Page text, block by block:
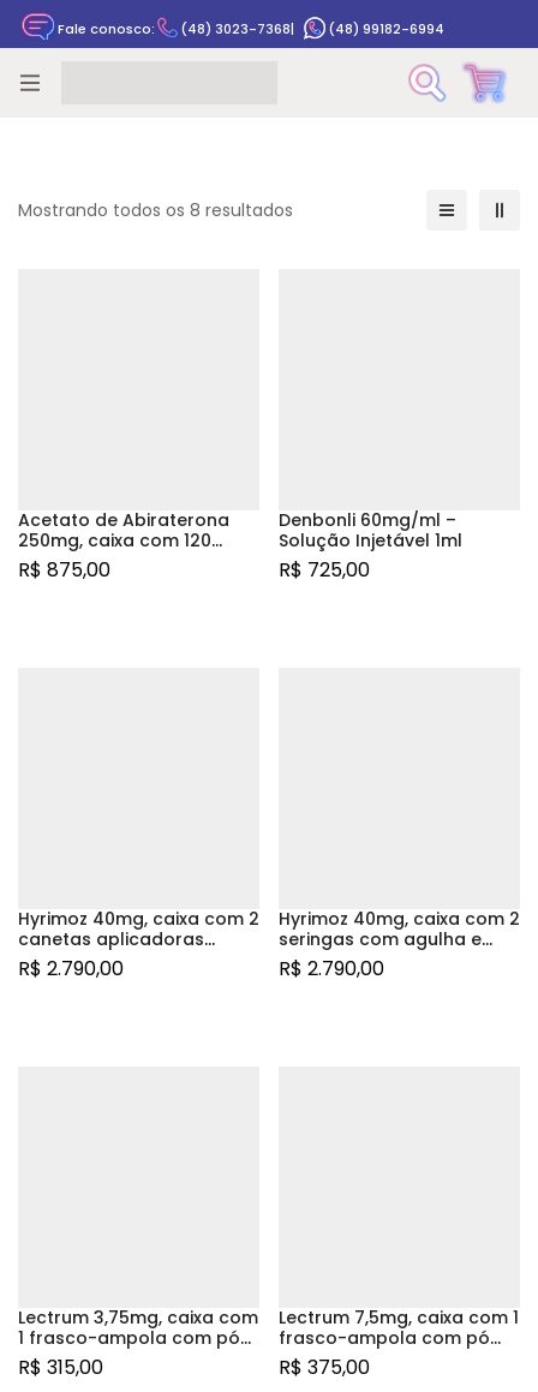
Fale conosco: (48) 3023-7368| (48) 99182-6994
Mostrando todos os 8 resultados
Acetato de Abiraterona
250mg, caixa com 120
comprimidos revestidos –
SANDOZ
R$ 875,00
Denbonli 60mg/ml –
Solução Injetável 1ml
R$ 725,00
Hyrimoz 40mg, caixa com 2
canetas aplicadoras
preenchidas com 0,8mL de
solução de uso
R$ 2.790,00
Hyrimoz 40mg, caixa com 2
seringas com agulha e
preenchidas com 0,8mL de
solução de uso
R$ 2.790,00
Lectrum 3,75mg, caixa com
1 frasco-ampola com pó
para suspensão de uso
intramuscular + 1 ampola
R$ 315,00
Lectrum 7,5mg, caixa com 1
frasco-ampola com pó
para suspensão de uso
intramuscular + 1 ampola
R$ 375,00